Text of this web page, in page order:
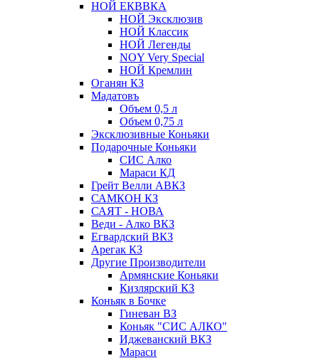
НОЙ ЕКВВКА
НОЙ Эксклюзив
НОЙ Классик
НОЙ Легенды
NOY Very Speсial
НОЙ Кремлин
Оганян КЗ
Мадатовъ
Объем 0,5 л
Объем 0,75 л
Эксклюзивные Коньяки
Подарочные Коньяки
СИС Алко
Мараси КД
Грейт Велли АВКЗ
САМКОН КЗ
САЯТ - НОВА
Веди - Алко ВКЗ
Егвардский ВКЗ
Арегак КЗ
Другие Производители
Армянские Коньяки
Кизлярский КЗ
Коньяк в Бочке
Гиневан ВЗ
Коньяк "СИС АЛКО"
Иджеванский ВКЗ
Мараси